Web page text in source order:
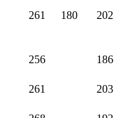
180
261 202
256 186
261
203